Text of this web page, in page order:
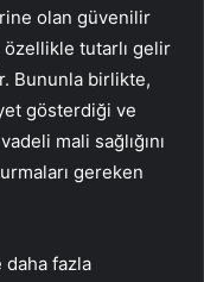
olan güvenilir
özellikle tutarlı gelir
Bununla birlikte,
gösterdiği ve
mali sağlığını
gereken
fazla